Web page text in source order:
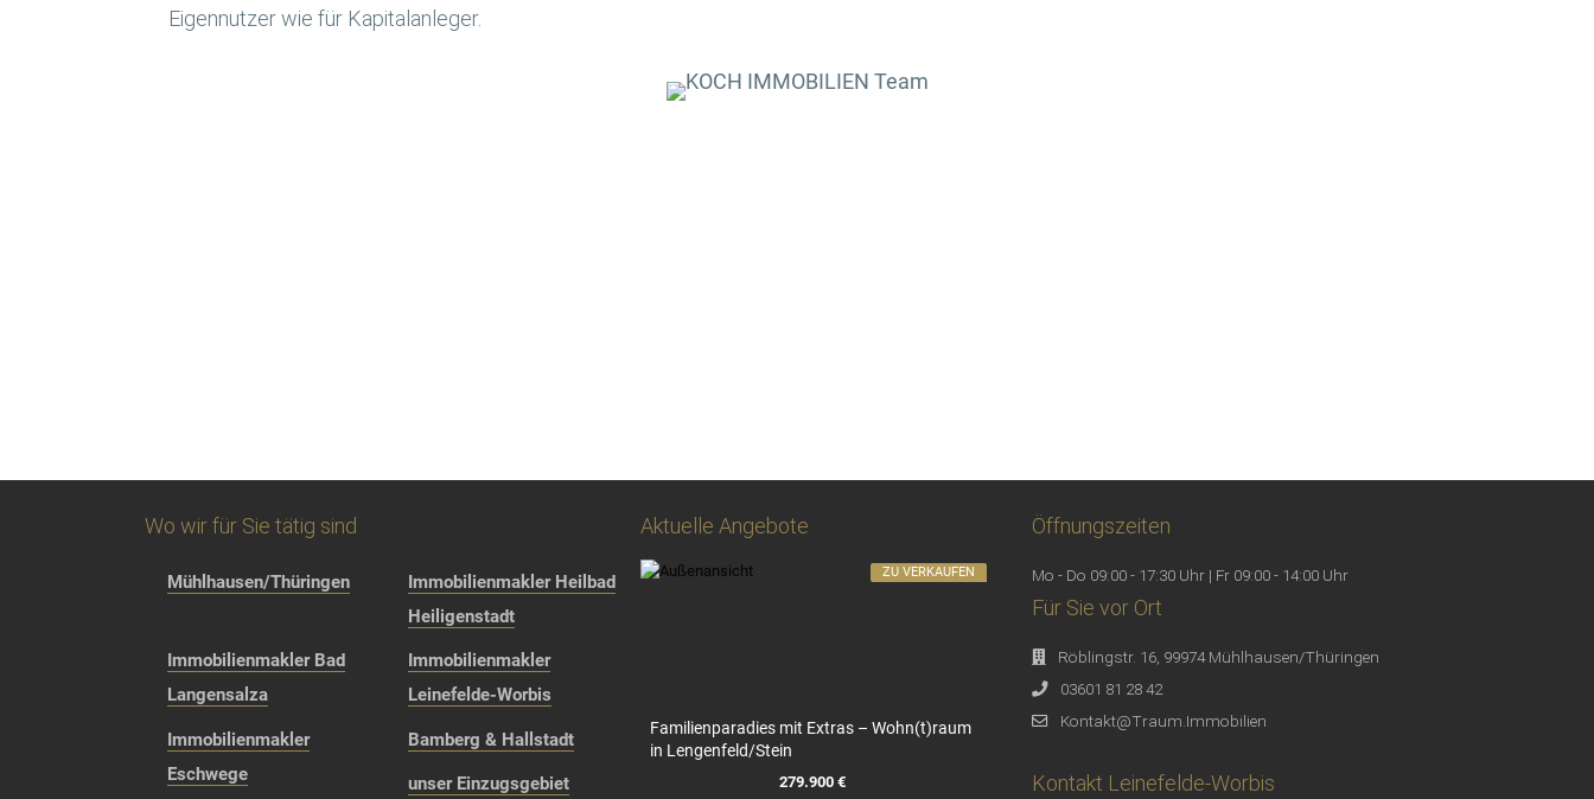
Eigennutzer wie für Kapitalanleger.
Wo wir für Sie tätig sind
Mühlhausen/Thüringen
Immobilienmakler Heilbad
Heiligenstadt
Immobilienmakler Bad
Langensalza
Immobilienmakler
Leinefelde-Worbis
Immobilienmakler
Eschwege
Bamberg & Hallstadt
unser Einzugsgebiet
Aktuelle Angebote
Familienparadies mit Extras – Wohn(t)raum
in Lengenfeld/Stein
279.900 €
ZU VERKAUFEN
Öffnungszeiten
Mo - Do 09:00 - 17:30 Uhr | Fr 09:00 - 14:00 Uhr
Für Sie vor Ort
Röblingstr. 16, 99974 Mühlhausen/Thüringen
03601 81 28 42
Kontakt@Traum.Immobilien
Kontakt Leinefelde-Worbis